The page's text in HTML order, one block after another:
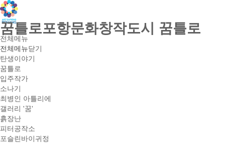
꿈틀로포항문화창작도시 꿈틀로
전체메뉴
전체메뉴닫기
탄생이야기
꿈틀로
입주작가
소나기
최병인 아틀리에
갤러리 '꿈'
흙장난
피터공작소
포슬린바이귀정